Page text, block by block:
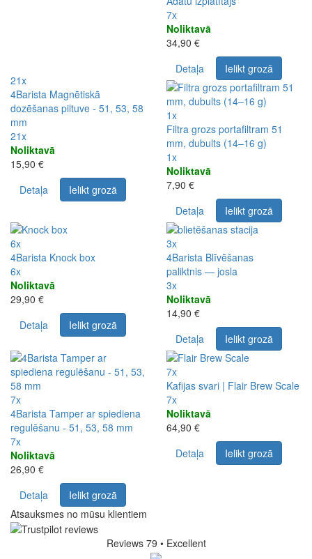
21x
4Barista Magnētiskā
dozēšanas piltuve - 51, 53, 58
mm
21x
Noliktavā
15,90 €
Detaļa
Ielikt grozā
7x
Noliktavā
34,90 €
Detaļa
Ielikt grozā
1x
Filtra grozs portafiltram 51
mm, dubults (14–16 g)
1x
Noliktavā
7,90 €
Detaļa
Ielikt grozā
6x
4Barista Knock box
6x
Noliktavā
29,90 €
Detaļa
Ielikt grozā
3x
4Barista Blīvēšanas
paliktnis — josla
3x
Noliktavā
14,90 €
Detaļa
Ielikt grozā
7x
4Barista Tamper ar spiediena
regulēšanu - 51, 53, 58 mm
7x
Noliktavā
26,90 €
Detaļa
Ielikt grozā
7x
Kafijas svari | Flair Brew Scale
7x
Noliktavā
64,90 €
Detaļa
Ielikt grozā
Atsauksmes no mūsu klientiem
Reviews 79 • Excellent